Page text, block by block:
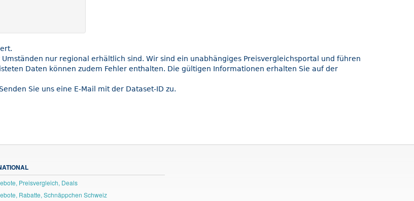
nur regional erhältlich sind. Wir sind ein unabhängiges Preisvergleichsportal und führen
Daten können zudem Fehler enthalten. Die gültigen Informationen erhalten Sie auf der
Sie uns eine E-Mail mit der Dataset-ID zu.
Preisvergleich, Deals
Rabatte, Schnäppchen Schweiz